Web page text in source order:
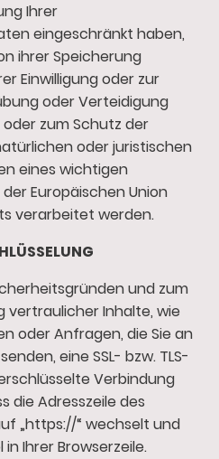
Ihrer
eingeschränkt haben,
ihrer Speicherung
Einwilligung oder zur
oder Verteidigung
zum Schutz der
oder juristischen
eines wichtigen
Europäischen Union
verarbeitet werden.
und zum
vertraulicher Inhalte, wie
oder Anfragen, die Sie an
eine SSL- bzw. TLS-
Verbindung
die Adresszeile des
„https://“ wechselt und
Ihrer Browserzeile.